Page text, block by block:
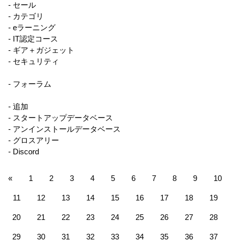
- セール
- カテゴリ
- eラーニング
- IT認定コース
- ギア＋ガジェット
- セキュリティ
- フォーラム
- 追加
- スタートアップデータベース
- アンインストールデータベース
- グロスアリー
- Discord
« 1 2 3 4 5 6 7 8 9 10
11 12 13 14 15 16 17 18 19
20 21 22 23 24 25 26 27 28
29 30 31 32 33 34 35 36 37